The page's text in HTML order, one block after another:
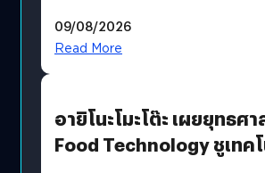
09/08/2026
Read More
อายิโนะโมะโต๊ะ เผยยุทธศ
Food Technology ชูเทค